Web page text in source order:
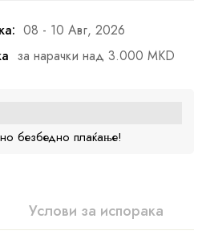
08 - 10 Авг, 2026
за нарачки над 3.000 MKD
безбедно плаќање!
Услови за испорака